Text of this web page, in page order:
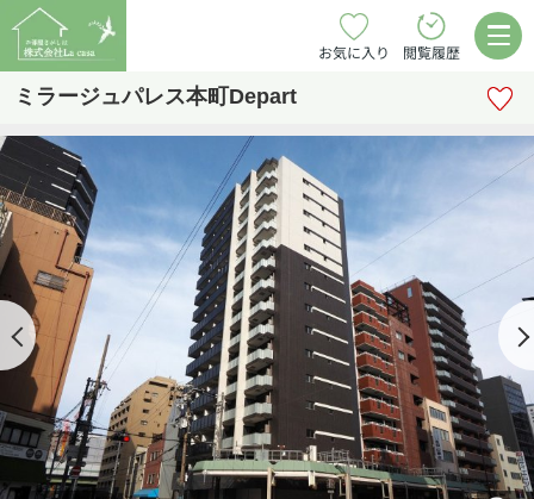
お気に入り 閲覧履歴
ミラージュパレス本町Depart